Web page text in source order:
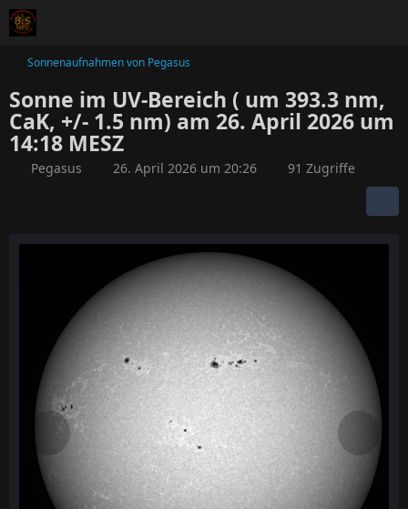
Sonnenaufnahmen von Pegasus
Sonne im UV-Bereich ( um 393.3 nm,
CaK, +/- 1.5 nm) am 26. April 2026 um
14:18 MESZ
Pegasus 26. April 2026 um 20:26 91 Zugriffe